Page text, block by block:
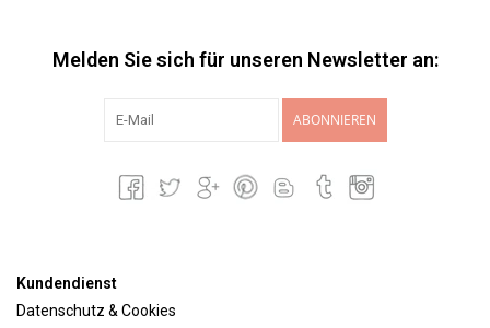
Melden Sie sich für unseren Newsletter an:
ABONNIEREN
Kundendienst
Datenschutz & Cookies